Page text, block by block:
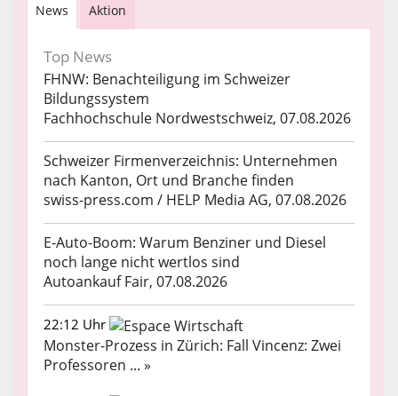
News Aktion
Top News
FHNW: Benachteiligung im Schweizer
Bildungssystem
Fachhochschule Nordwestschweiz, 07.08.2026
Schweizer Firmenverzeichnis: Unternehmen
nach Kanton, Ort und Branche finden
swiss-press.com / HELP Media AG, 07.08.2026
E-Auto-Boom: Warum Benziner und Diesel
noch lange nicht wertlos sind
Autoankauf Fair, 07.08.2026
22:12 Uhr
Monster-Prozess in Zürich: Fall Vincenz: Zwei
Professoren ... »